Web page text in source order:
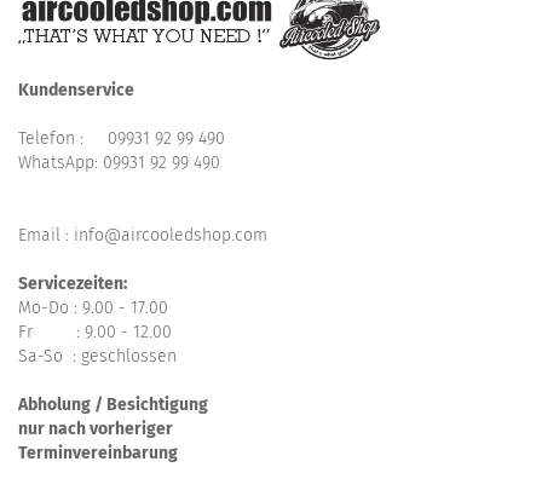
Kundenservice
Telefon : 09931 92 99 490
WhatsApp: 09931 92 99 490
Email : info@aircooledshop.com
Servicezeiten:
Mo-Do : 9.00 - 17.00
Fr : 9.00 - 12.00
Sa-So : geschlossen
Abholung / Besichtigung
nur nach vorheriger
Terminvereinbarung